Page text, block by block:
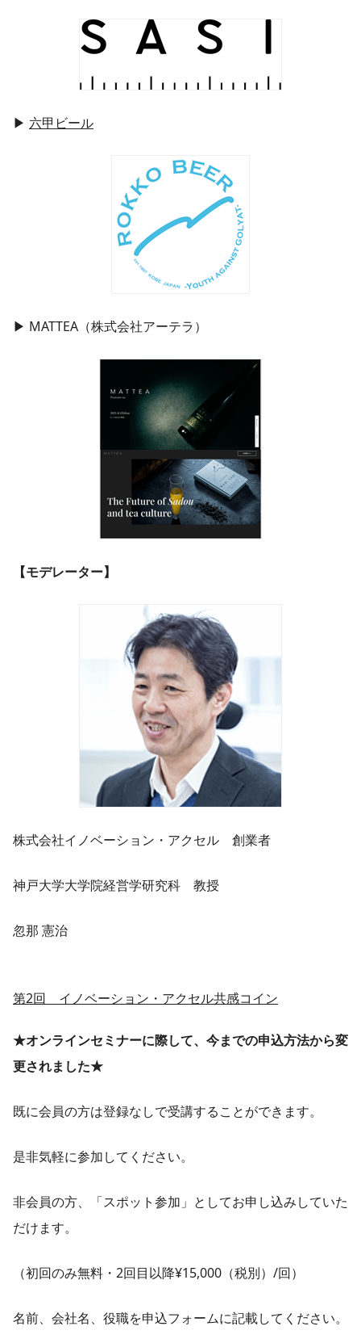
▶ 六甲ビール
▶ MATTEA（株式会社アーテラ）
【モデレーター】
株式会社イノベーション・アクセル 創業者
神戸大学大学院経営学研究科 教授
忽那 憲治
第2回 イノベーション・アクセル共感コイン
★オンラインセミナーに際して、今までの申込方法から変
更されました★
既に会員の方は登録なしで受講することができます。
是非気軽に参加してください。
非会員の方、「スポット参加」としてお申し込みしていた
だけます。
（初回のみ無料・2回目以降¥15,000（税別）/回）
名前、会社名、役職を申込フォームに記載してください。